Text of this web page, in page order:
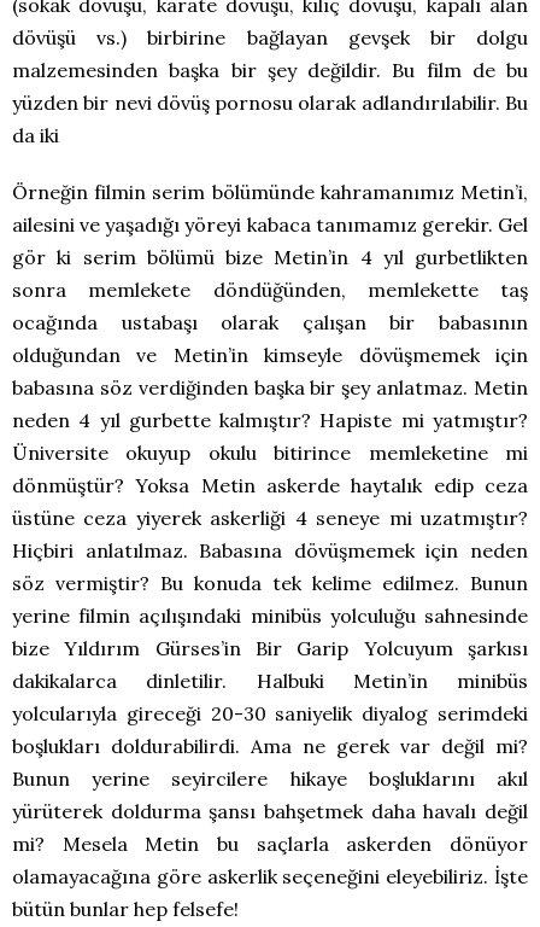
(sokak dövüşü, karate dövüşü, kılıç dövüşü, kapalı alan
dövüşü vs.) birbirine bağlayan gevşek bir dolgu
malzemesinden başka bir şey değildir. Bu film de bu
yüzden bir nevi dövüş pornosu olarak adlandırılabilir. Bu
da iki
Örneğin filmin serim bölümünde kahramanımız Metin’i,
ailesini ve yaşadığı yöreyi kabaca tanımamız gerekir. Gel
gör ki serim bölümü bize Metin’in 4 yıl gurbetlikten
sonra memlekete döndüğünden, memlekette taş
ocağında ustabaşı olarak çalışan bir babasının
olduğundan ve Metin’in kimseyle dövüşmemek için
babasına söz verdiğinden başka bir şey anlatmaz. Metin
neden 4 yıl gurbette kalmıştır? Hapiste mi yatmıştır?
Üniversite okuyup okulu bitirince memleketine mi
dönmüştür? Yoksa Metin askerde haytalık edip ceza
üstüne ceza yiyerek askerliği 4 seneye mi uzatmıştır?
Hiçbiri anlatılmaz. Babasına dövüşmemek için neden
söz vermiştir? Bu konuda tek kelime edilmez. Bunun
yerine filmin açılışındaki minibüs yolculuğu sahnesinde
bize Yıldırım Gürses’in Bir Garip Yolcuyum şarkısı
dakikalarca dinletilir. Halbuki Metin’in minibüs
yolcularıyla gireceği 20-30 saniyelik diyalog serimdeki
boşlukları doldurabilirdi. Ama ne gerek var değil mi?
Bunun yerine seyircilere hikaye boşluklarını akıl
yürüterek doldurma şansı bahşetmek daha havalı değil
mi? Mesela Metin bu saçlarla askerden dönüyor
olamayacağına göre askerlik seçeneğini eleyebiliriz. İşte
bütün bunlar hep felsefe!